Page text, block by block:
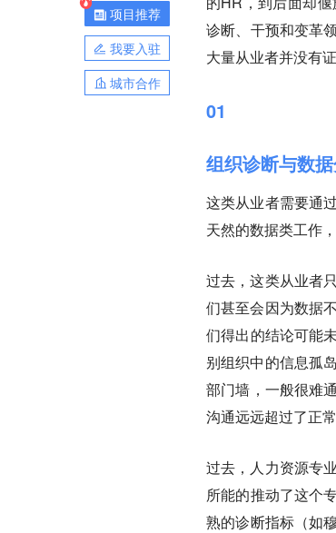
项目推荐
我要入驻
城市合作
诊断、干预和变革
大量从业者并没有
01
组织诊断与数
这类从业者需要通
天然的数据类工作
过去，这类从业者
们甚至会因为数据
们得出的结论可能
别组织中的信息孤
部门墙，一般很难
沟通远远超过了正
过去，人力资源专
所能的推动了这个
熟的诊断指标（如